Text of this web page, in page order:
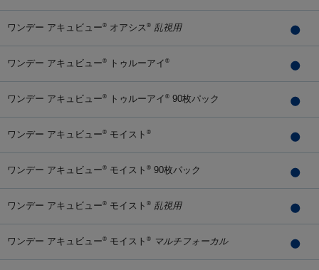
ワンデー アキュビュー® オアシス ® 乱視用
ワンデー アキュビュー® トゥルーアイ ®
ワンデー アキュビュー® トゥルーアイ ® 90枚パック
ワンデー アキュビュー® モイスト ®
ワンデー アキュビュー® モイスト ® 90枚パック
ワンデー アキュビュー® モイスト ® 乱視用
ワンデー アキュビュー® モイスト ® マルチフォーカル